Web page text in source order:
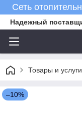
Сеть
Надежный
Товары и услуги
–10%